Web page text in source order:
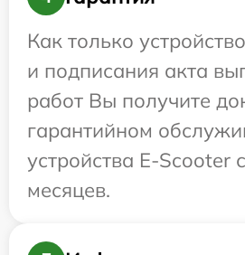
Как только
и подписания акта
работ Вы получите
гарантийном
устройства E-Scooter
месяцев.